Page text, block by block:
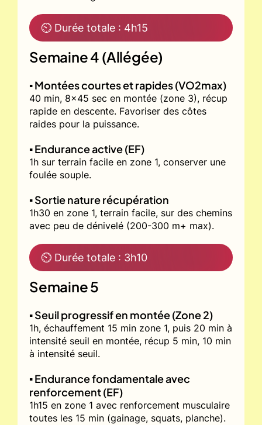
⏲ Durée totale : 4h15
Semaine 4 (Allégée)
▪️ Montées courtes et rapides (VO2max)
40 min, 8x45 sec en montée (zone 3), récup
rapide en descente. Favoriser des côtes
raides pour la puissance.
▪️ Endurance active (EF)
1h sur terrain facile en zone 1, conserver une
foulée souple.
▪️ Sortie nature récupération
1h30 en zone 1, terrain facile, sur des chemins
avec peu de dénivelé (200-300 m+ max).
⏲ Durée totale : 3h10
Semaine 5
▪️ Seuil progressif en montée (Zone 2)
1h, échauffement 15 min zone 1, puis 20 min à
intensité seuil en montée, récup 5 min, 10 min
à intensité seuil.
▪️ Endurance fondamentale avec
renforcement (EF)
1h15 en zone 1 avec renforcement musculaire
toutes les 15 min (gainage, squats, planche).